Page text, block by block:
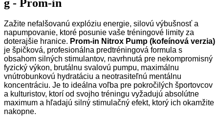
g - Prom-in
Zažite nefalšovanú explóziu energie, silovú výbušnosť a
napumpovanie, ktoré posunie vaše tréningové limity za
doterajšie hranice. Prom-in Nitrox Pump (kofeínová verzia)
je špičková, profesionálna predtréningová formula s
obsahom silných stimulantov, navrhnutá pre nekompromisný
fyzický výkon, brutálnu svalovú pumpu, maximálnu
vnútrobunkovú hydratáciu a neotrasiteľnú mentálnu
koncentráciu. Je to ideálna voľba pre pokročilých športovcov
a kulturistov, ktorí od svojho tréningu vyžadujú absolútne
maximum a hľadajú silný stimulačný efekt, ktorý ich okamžite
nakopne.